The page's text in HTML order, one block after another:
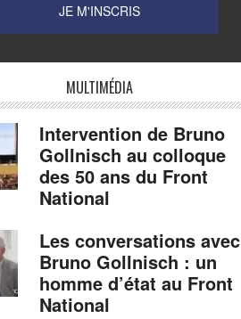
MULTIMÉDIA
Intervention de Bruno
Gollnisch au colloque
des 50 ans du Front
National
Les conversations avec
Bruno Gollnisch : un
homme d’état au Front
National